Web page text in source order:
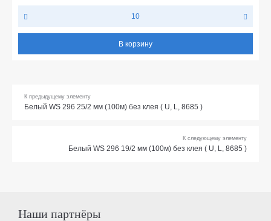
10
В корзину
К предыдущему элементу
Белый WS 296 25/2 мм (100м) без клея ( U, L, 8685 )
К следующему элементу
Белый WS 296 19/2 мм (100м) без клея ( U, L, 8685 )
Наши партнёры